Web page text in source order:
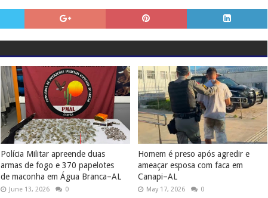
Polícia Militar apreende duas
armas de fogo e 370 papelotes
de maconha em Água Branca–AL
June 13, 2026 0
Homem é preso após agredir e
ameaçar esposa com faca em
Canapi–AL
May 17, 2026 0